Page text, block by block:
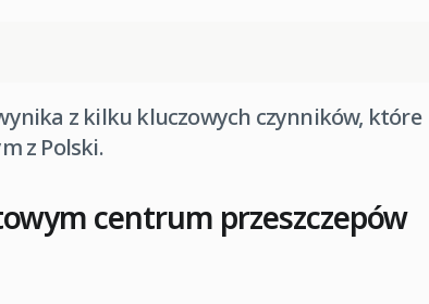
z kilku kluczowych czynników, które
z Polski.
centrum przeszczepów